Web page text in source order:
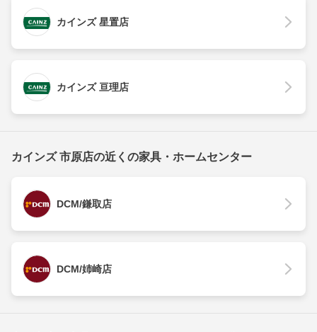
カインズ 星置店
カインズ 亘理店
カインズ 市原店の近くの家具・ホームセンター
DCM/鎌取店
DCM/姉崎店